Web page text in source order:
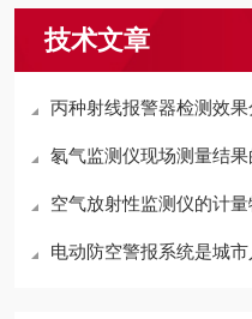
技术文章
丙种射线报警器检测效
氡气监测仪现场测量结
空气放射性监测仪的计量
电动防空警报系统是城